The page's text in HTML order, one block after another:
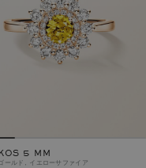
5 MM
ールド, イエローサファイア